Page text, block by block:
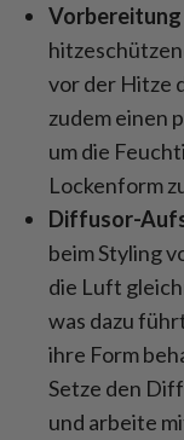
vor der Hitze
zudem einen
um die
Lockenform
Diffusor-
beim Styling
die Luft
was dazu
ihre Form
Setze den
und arbeite